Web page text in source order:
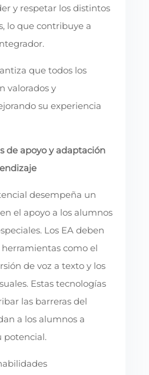
y respetar los distintos
lo que contribuye a
que todos los
valorados y
su experiencia
de apoyo y adaptación
desempeña un
el apoyo a los alumnos
Los EA deben
como el
de voz a texto y los
Estas tecnologías
las barreras del
a los alumnos a
potencial.